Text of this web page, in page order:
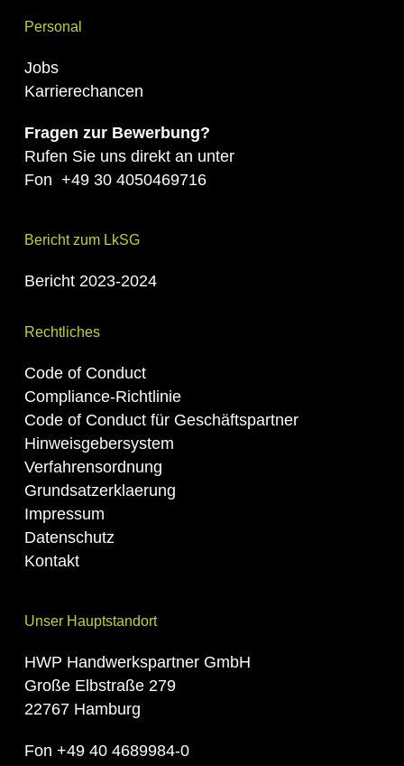
Personal
Jobs
Karrierechancen
Fragen zur Bewerbung?
Rufen Sie uns direkt an unter
Fon +49 30 4050469716
Bericht zum LkSG
Bericht 2023-2024
Rechtliches
Code of Conduct
Compliance-Richtlinie
Code of Conduct für Geschäftspartner
Hinweisgebersystem
Verfahrensordnung
Grundsatzerklaerung
Impressum
Datenschutz
Kontakt
Unser Hauptstandort
HWP Handwerkspartner GmbH
Große Elbstraße 279
22767 Hamburg
Fon +49 40 4689984-0